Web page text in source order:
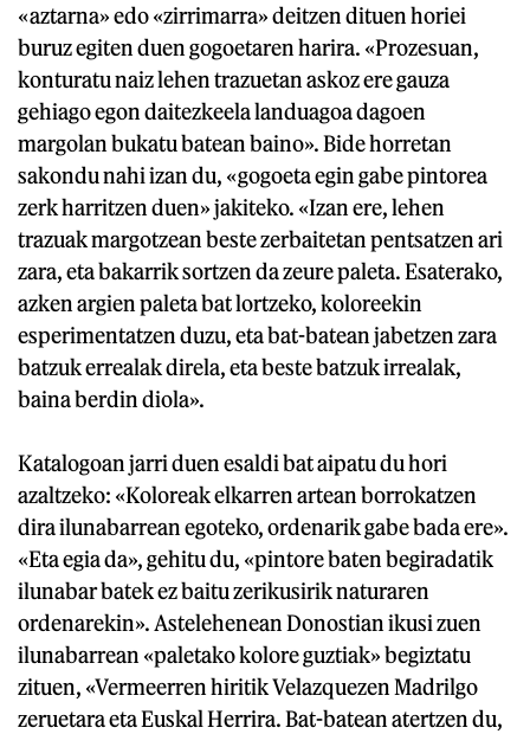
«aztarna» edo «zirrimarra» deitzen dituen horiei
buruz egiten duen gogoetaren harira. «Prozesuan,
konturatu naiz lehen trazuetan askoz ere gauza
gehiago egon daitezkeela landuagoa dagoen
margolan bukatu batean baino». Bide horretan
sakondu nahi izan du, «gogoeta egin gabe pintorea
zerk harritzen duen» jakiteko. «Izan ere, lehen
trazuak margotzean beste zerbaitetan pentsatzen ari
zara, eta bakarrik sortzen da zeure paleta. Esaterako,
azken argien paleta bat lortzeko, koloreekin
esperimentatzen duzu, eta bat-batean jabetzen zara
batzuk errealak direla, eta beste batzuk irrealak,
baina berdin diola».
Katalogoan jarri duen esaldi bat aipatu du hori
azaltzeko: «Koloreak elkarren artean borrokatzen
dira ilunabarrean egoteko, ordenarik gabe bada ere».
«Eta egia da», gehitu du, «pintore baten begiradatik
ilunabar batek ez baitu zerikusirik naturaren
ordenarekin». Astelehenean Donostian ikusi zuen
ilunabarrean «paletako kolore guztiak» begiztatu
zituen, «Vermeerren hiritik Velazquezen Madrilgo
zeruetara eta Euskal Herrira. Bat-batean atertzen du,